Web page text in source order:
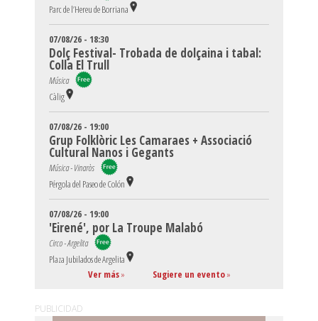
Parc de l’Hereu de Borriana
07/08/26 - 18:30
Dolç Festival- Trobada de dolçaina i tabal:
Colla El Trull
Música
Càlig
07/08/26 - 19:00
Grup Folklòric Les Camaraes + Associació
Cultural Nanos i Gegants
Música - Vinaròs
Pérgola del Paseo de Colón
07/08/26 - 19:00
'Eirené', por La Troupe Malabó
Circo - Argelita
Plaza Jubilados de Argelita
Ver más» Sugiere un evento»
PUBLICIDAD